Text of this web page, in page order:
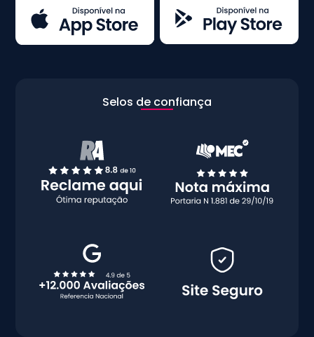
Selos de confiança